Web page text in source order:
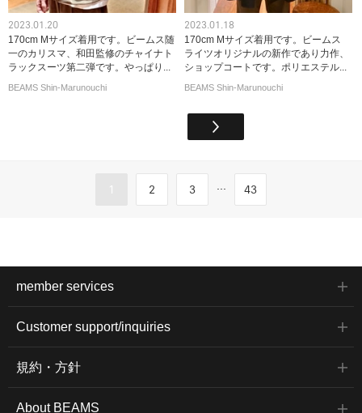
2023.01.20
170cm Mサイズ着用です。ビームス随
一のカリスマ、和田監修のチャイナト
ラックスーツ第二弾です。やっぱり...
BEAMS Shin-Marunouchi
2023.01.18
170cm Mサイズ着用です。ビームス
ライツオリジナルの新作であり力作、
ショップコートです。ポリエステル...
BEAMS Shin-Marunouchi
1 2 3 ... 43
member services
Customer support/inquiries
規約・方針
About BEAMS